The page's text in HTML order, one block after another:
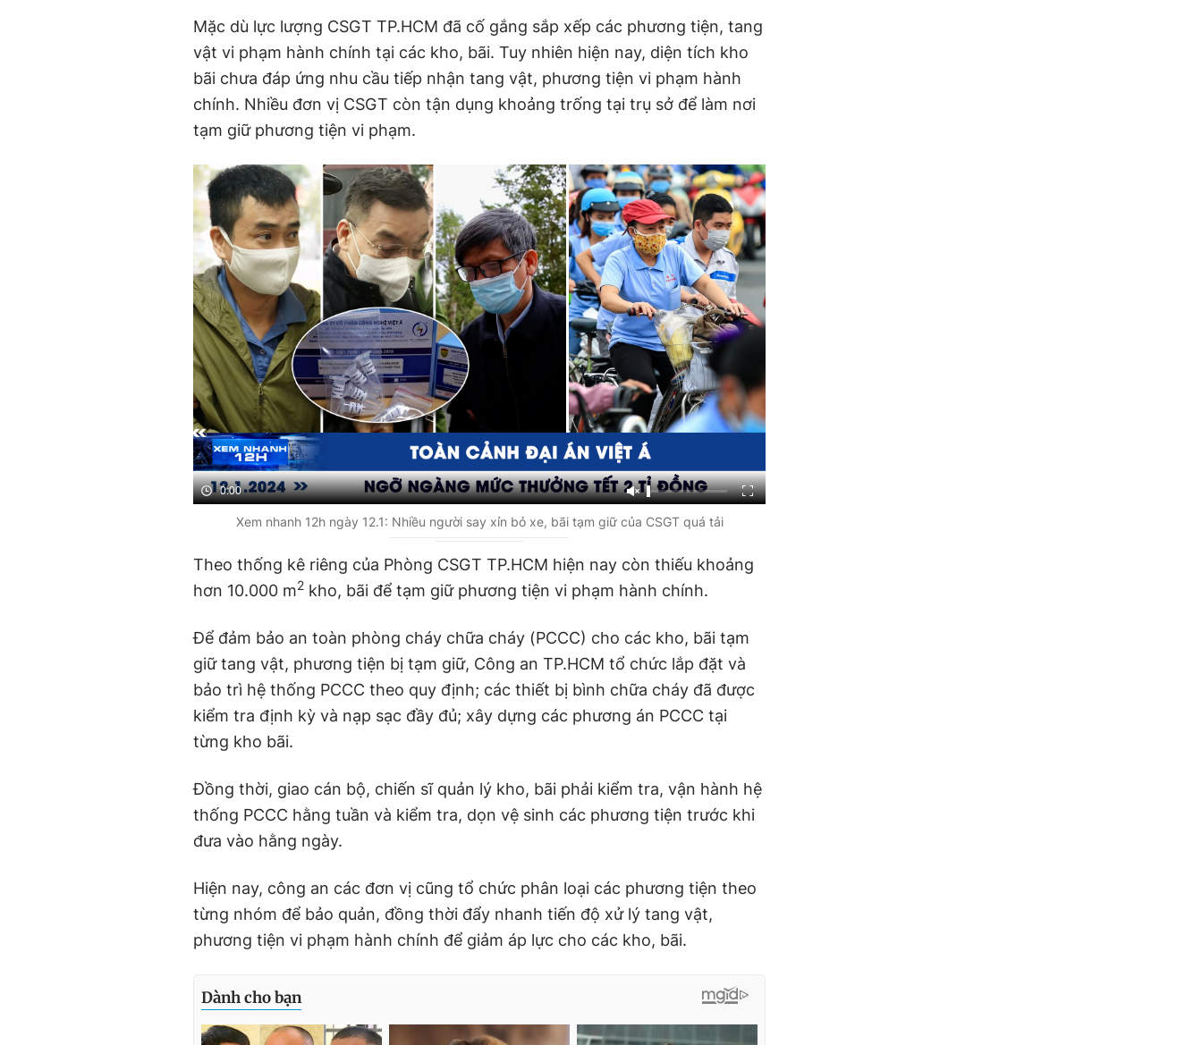
Mặc dù lực lượng CSGT TP.HCM đã cố gắng sắp xếp các phương tiện, tang
vật vi phạm hành chính tại các kho, bãi. Tuy nhiên hiện nay, diện tích kho
bãi chưa đáp ứng nhu cầu tiếp nhận tang vật, phương tiện vi phạm hành
chính. Nhiều đơn vị CSGT còn tận dụng khoảng trống tại trụ sở để làm nơi
tạm giữ phương tiện vi phạm.
0:00
Xem nhanh 12h ngày 12.1: Nhiều người say xỉn bỏ xe, bãi tạm giữ của CSGT quá tải
Theo thống kê riêng của Phòng CSGT TP.HCM hiện nay còn thiếu khoảng
hơn 10.000 m2 kho, bãi để tạm giữ phương tiện vi phạm hành chính.
Để đảm bảo an toàn phòng cháy chữa cháy (PCCC) cho các kho, bãi tạm
giữ tang vật, phương tiện bị tạm giữ, Công an TP.HCM tổ chức lắp đặt và
bảo trì hệ thống PCCC theo quy định; các thiết bị bình chữa cháy đã được
kiểm tra định kỳ và nạp sạc đầy đủ; xây dựng các phương án PCCC tại
từng kho bãi.
Đồng thời, giao cán bộ, chiến sĩ quản lý kho, bãi phải kiểm tra, vận hành hệ
thống PCCC hằng tuần và kiểm tra, dọn vệ sinh các phương tiện trước khi
đưa vào hằng ngày.
Hiện nay, công an các đơn vị cũng tổ chức phân loại các phương tiện theo
từng nhóm để bảo quản, đồng thời đẩy nhanh tiến độ xử lý tang vật,
phương tiện vi phạm hành chính để giảm áp lực cho các kho, bãi.